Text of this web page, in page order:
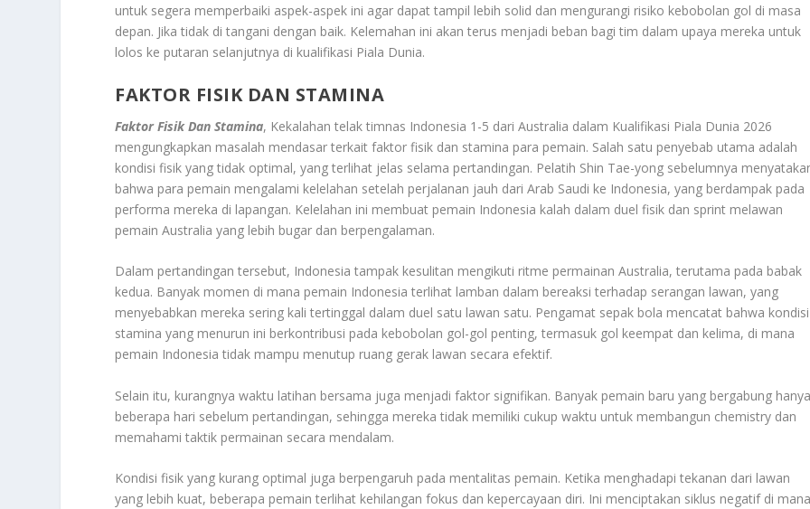
untuk segera memperbaiki aspek-aspek ini agar dapat tampil lebih solid dan mengurangi risiko kebobolan gol di masa
depan. Jika tidak di tangani dengan baik. Kelemahan ini akan terus menjadi beban bagi tim dalam upaya mereka untuk
lolos ke putaran selanjutnya di kualifikasi Piala Dunia.
FAKTOR FISIK DAN STAMINA
Faktor Fisik Dan Stamina, Kekalahan telak timnas Indonesia 1-5 dari Australia dalam Kualifikasi Piala Dunia 2026
mengungkapkan masalah mendasar terkait faktor fisik dan stamina para pemain. Salah satu penyebab utama adalah
kondisi fisik yang tidak optimal, yang terlihat jelas selama pertandingan. Pelatih Shin Tae-yong sebelumnya
bahwa para pemain mengalami kelelahan setelah perjalanan jauh dari Arab Saudi ke Indonesia, yang berdampak pada
performa mereka di lapangan. Kelelahan ini membuat pemain Indonesia kalah dalam duel fisik dan sprint melawan
pemain Australia yang lebih bugar dan berpengalaman.
Dalam pertandingan tersebut, Indonesia tampak kesulitan mengikuti ritme permainan Australia, terutama pada babak
kedua. Banyak momen di mana pemain Indonesia terlihat lamban dalam bereaksi terhadap serangan lawan, yang
menyebabkan mereka sering kali tertinggal dalam duel satu lawan satu. Pengamat sepak bola mencatat bahwa kondisi
stamina yang menurun ini berkontribusi pada kebobolan gol-gol penting, termasuk gol keempat dan kelima, di mana
pemain Indonesia tidak mampu menutup ruang gerak lawan secara efektif.
Selain itu, kurangnya waktu latihan bersama juga menjadi faktor signifikan. Banyak pemain baru yang bergabung hanya
beberapa hari sebelum pertandingan, sehingga mereka tidak memiliki cukup waktu untuk membangun chemistry dan
memahami taktik permainan secara mendalam.
Kondisi fisik yang kurang optimal juga berpengaruh pada mentalitas pemain. Ketika menghadapi tekanan dari lawan
yang lebih kuat, beberapa pemain terlihat kehilangan fokus dan kepercayaan diri. Ini menciptakan siklus negatif di mana